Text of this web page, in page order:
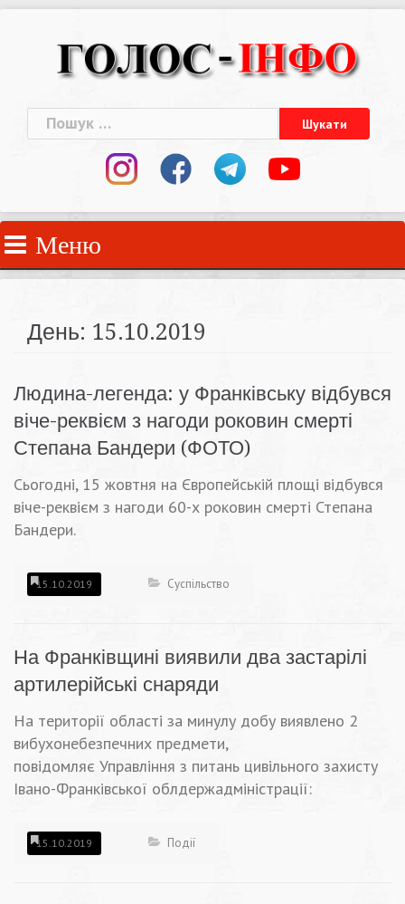
Пошук:
Меню
День: 15.10.2019
Людина-легенда: у Франківську відбувся
віче-реквієм з нагоди роковин смерті
Степана Бандери (ФОТО)
Сьогодні, 15 жовтня на Європейській площі відбувся
віче-реквієм з нагоди 60-х роковин смерті Степана
Бандери.
15.10.2019 Суспільство
На Франківщині виявили два застарілі
артилерійські снаряди
На території області за минулу добу виявлено 2
вибухонебезпечних предмети,
повідомляє Управління з питань цивільного захисту
Івано-Франківської облдержадміністрації:
15.10.2019 Події